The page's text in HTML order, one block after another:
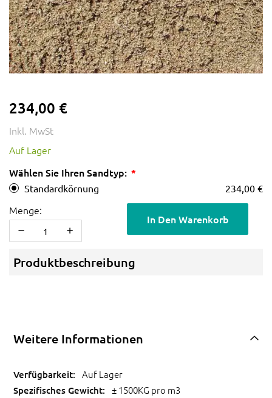
234,00 €
Inkl. MwSt
Auf Lager
Wählen Sie Ihren Sandtyp:
Standardkörnung 234,00 €
Menge:
In Den Warenkorb
Produktbeschreibung
Weitere Informationen
Auf Lager
± 1500KG pro m3